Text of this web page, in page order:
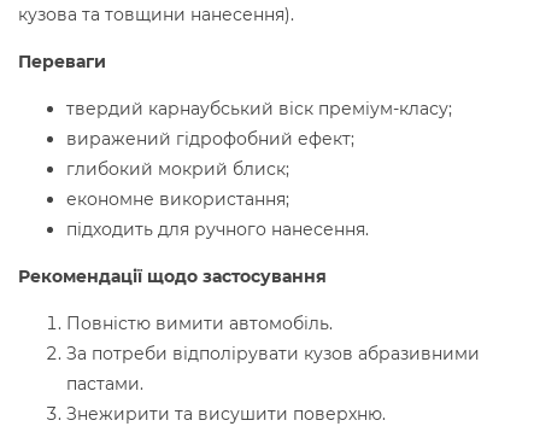
кузова та товщини нанесення).
Переваги
твердий карнаубський віск преміум-класу;
виражений гідрофобний ефект;
глибокий мокрий блиск;
економне використання;
підходить для ручного нанесення.
Рекомендації щодо застосування
Повністю вимити автомобіль.
За потреби відполірувати кузов абразивними
пастами.
Знежирити та висушити поверхню.